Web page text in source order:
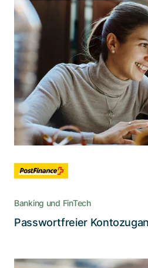
Wie
Mit einer
Authentifizierungsprozess
und zudem
Banking und FinTech
Passwortfreier